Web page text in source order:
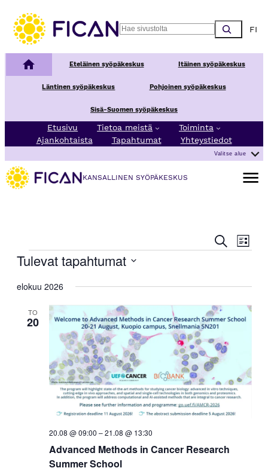
Search
Kansallinen syöpäkeskusEteläinen syöpäkeskus Itäinen syöpäkeskus
Läntinen syöpäkeskus Pohjoinen syöpäkeskus
Sisä-Suomen syöpäkeskus
Etusivu Tietoa meistä
Toiminta
Ajankohtaista
Tapahtumat Yhteystiedot
Valitse alue
KANSALLINEN SYÖPÄKESKUS
Avaa
T
a
a
t
u
m
a
t
E
t
s
a
Etsi
T
a
h
e
w
Lista
Tapahtumat
Tulevat tapahtumat
päivä.
elokuu 2026
TO
20
20.08 @ 09:00 –21.08 @ 13:30
Advanced Methods in Cancer Research
Summer School